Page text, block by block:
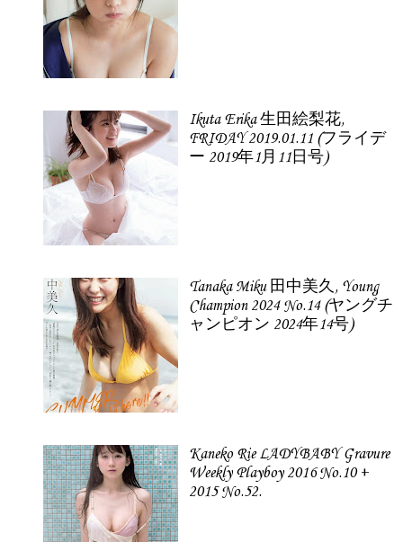
Ikuta Erika 生田絵梨花,
FRIDAY 2019.01.11 (フライデ
ー 2019年1月11日号)
Tanaka Miku 田中美久, Young
Champion 2024 No.14 (ヤングチ
ャンピオン 2024年14号)
Kaneko Rie LADYBABY Gravure
Weekly Playboy 2016 No.10 +
2015 No.52.